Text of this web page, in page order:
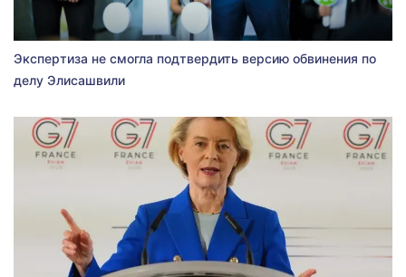
Экспертиза не смогла подтвердить версию обвинения по
делу Элисашвили